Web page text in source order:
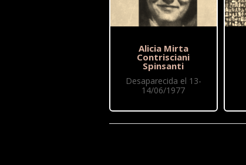
Alicia Mirta
Contrisciani
Spinsanti
Desaparecida el 13-
14/06/1977